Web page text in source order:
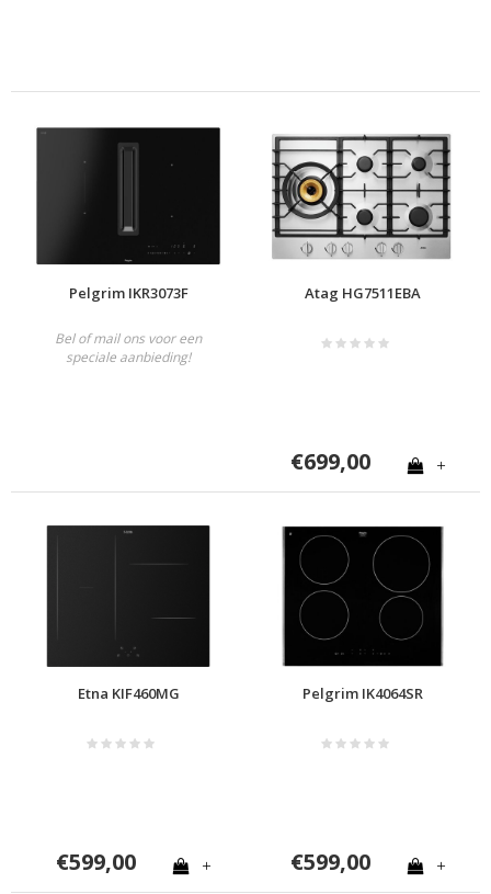
Pelgrim IKR3073F
Bel of mail ons voor een
speciale aanbieding!
Atag HG7511EBA
€699,00 +
Etna KIF460MG
€599,00 +
Pelgrim IK4064SR
€599,00 +